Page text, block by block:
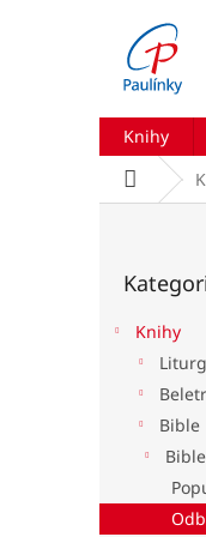
Knihy
Domů
n
kategorie
Knihy
Bible